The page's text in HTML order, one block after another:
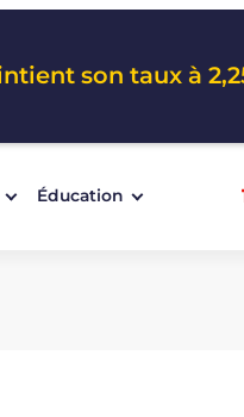
son taux à
Éducation